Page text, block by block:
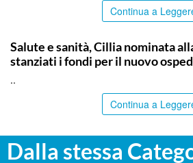
Continua a
Salute e sanità, Cillia nominata
stanziati i fondi per il nuovo
..
Continua a
Dalla stessa